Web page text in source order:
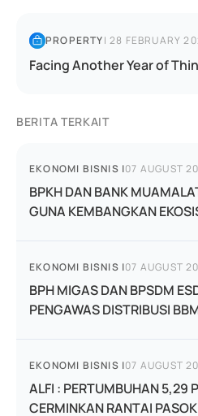
PROPERTY|28 FEBRUARY
Facing Another Year of
BERITA TERKAIT
EKONOMI BISNIS |07 AUGUST
BPKH DAN BANK
GUNA KEMBANGKAN
EKONOMI BISNIS |07 AUGUST
BPH MIGAS DAN BPSDM
PENGAWAS DISTRIBUSI
EKONOMI BISNIS |07 AUGUST
ALFI : PERTUMBUHAN 5,29
CERMINKAN RANTAI